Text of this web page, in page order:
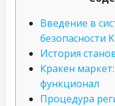
Введение в
безопасности
История
Кракен
функционал
Процедура